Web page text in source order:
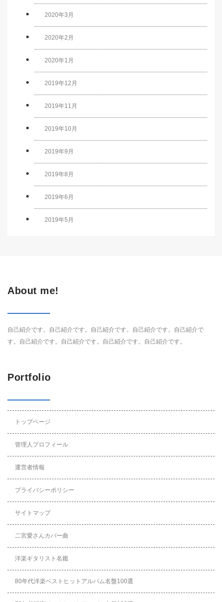
2020年3月
2020年2月
2020年1月
2019年12月
2019年11月
2019年10月
2019年9月
2019年8月
2019年6月
2019年5月
About me!
自己紹介です。自己紹介です。自己紹介です。自己紹介です。自己紹介で
す。自己紹介です。自己紹介です。自己紹介です。自己紹介です。
Portfolio
トップページ
管理人プロフィール
運営者情報
プライバシーポリシー
サイトマップ
二宮愛さんカバー曲
洋楽ギタリスト名鑑
80年代洋楽ベストヒットアルバム名盤100選